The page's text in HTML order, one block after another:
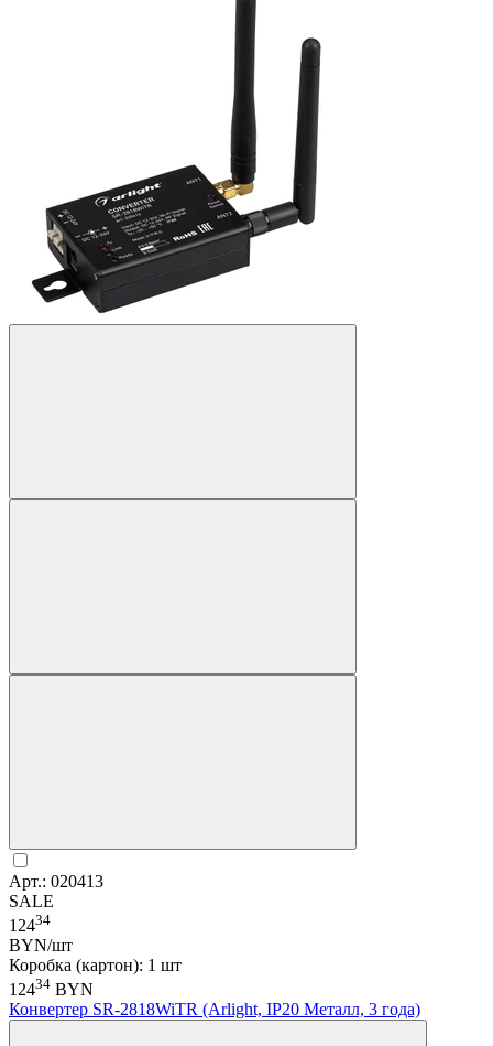
Арт.: 020413
SALE
12434
BYN/шт
Коробка (картон): 1 шт
12434 BYN
Конвертер SR-2818WiTR (Arlight, IP20 Металл, 3 года)